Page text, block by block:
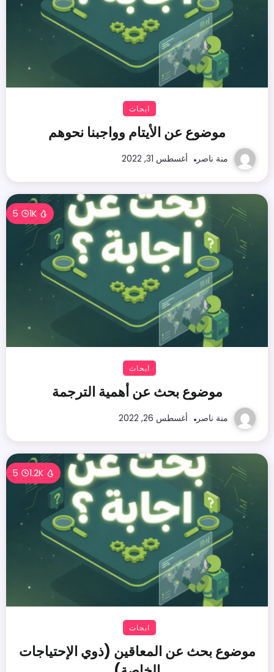
ابحاث
موضوع عن الأيتام وواجبنا نحوهم
منة ناصر أغسطس 31, 2022
1K
5
ابحاث
موضوع بحث عن أهمية الترجمة
منة ناصر أغسطس 26, 2022
1.2K
5
ابحاث
موضوع بحث عن المعاقين (ذوي الإحتياجات